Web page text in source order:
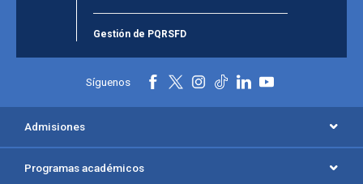
Gestión de PQRSFD
Síguenos
Admisiones
Programas académicos